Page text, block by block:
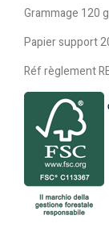
Grammage 120
Papier support
Réf règlement